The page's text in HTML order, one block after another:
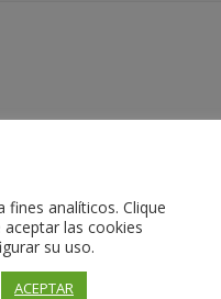
analíticos. Clique
las cookies
su uso.
ACEPTAR